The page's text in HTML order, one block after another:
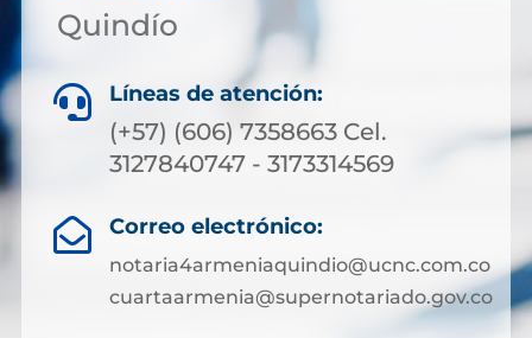
Quindío
 Líneas de atención:
(+57) (606) 7358663 Cel.
3127840747 - 3173314569
 Correo electrónico:
notaria4armeniaquindio@ucnc.com.co
cuartaarmenia@supernotariado.gov.co